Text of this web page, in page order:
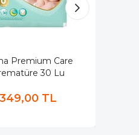
Premium Care
30 Lu
349,00 TL